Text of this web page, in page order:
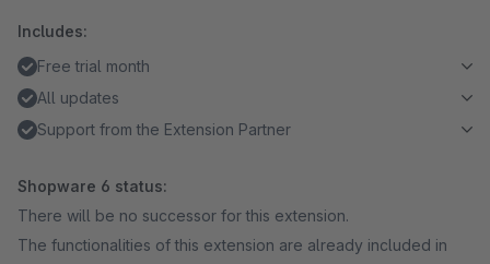
Includes:
Free trial month
All updates
Support from the Extension Partner
Shopware 6 status:
There will be no successor for this extension.
The functionalities of this extension are already included in